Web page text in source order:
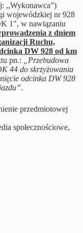
,,Wykonawca”)
wojewódzkiej nr 928
1″, w nawiązaniu
z dniem
Ruchu,
DW 928 od km
pn.:
„Przebudowa
44 do skrzyżowania
odcinka DW 928
.
przedmiotowej
społecznościowe,